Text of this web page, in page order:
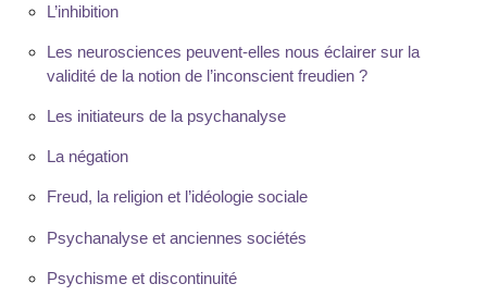
L’inhibition
Les neurosciences peuvent-elles nous éclairer sur la
validité de la notion de l’inconscient freudien ?
Les initiateurs de la psychanalyse
La négation
Freud, la religion et l’idéologie sociale
Psychanalyse et anciennes sociétés
Psychisme et discontinuité